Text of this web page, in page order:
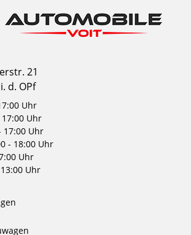
21
d. OPf
Uhr
Uhr
17:00 Uhr
- 18:00 Uhr
Uhr
Uhr